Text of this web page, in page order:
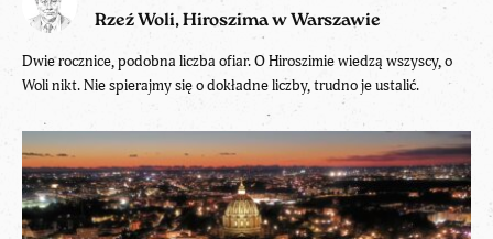
Rzeź Woli, Hiroszima w Warszawie
Dwie rocznice, podobna liczba ofiar. O Hiroszimie wiedzą wszyscy, o
Woli nikt. Nie spierajmy się o dokładne liczby, trudno je ustalić.